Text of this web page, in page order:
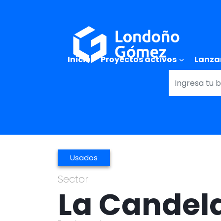
Main
Inicio Proyectos activos
Usados
Sector
La